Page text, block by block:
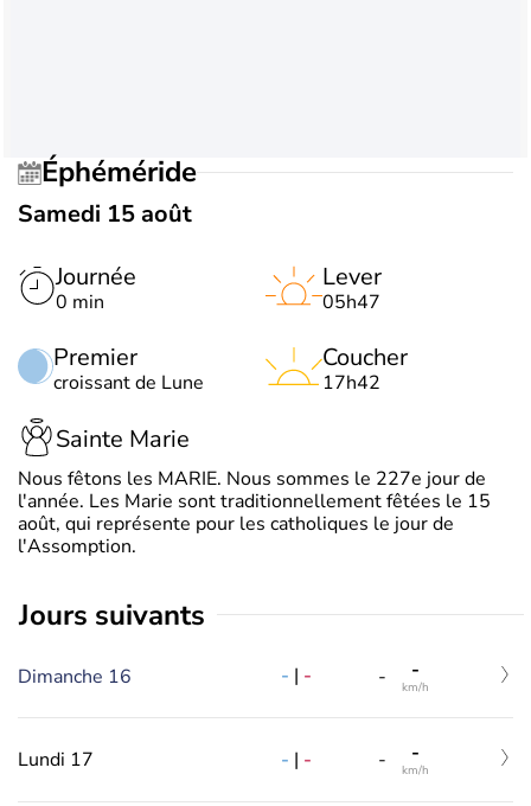
Éphéméride
Samedi 15 août
Journée
0 min
Premier
croissant de Lune
Lever
05h47
Coucher
17h42
Sainte Marie
Nous fêtons les MARIE. Nous sommes le 227e jour de
l'année. Les Marie sont traditionnellement fêtées le 15
août, qui représente pour les catholiques le jour de
l'Assomption.
jours suivants
Dimanche 16 - | - - -
km/h
Lundi 17 - | - - -
km/h